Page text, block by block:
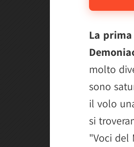
La prima
molto
sono
il volo
si
"Voci del